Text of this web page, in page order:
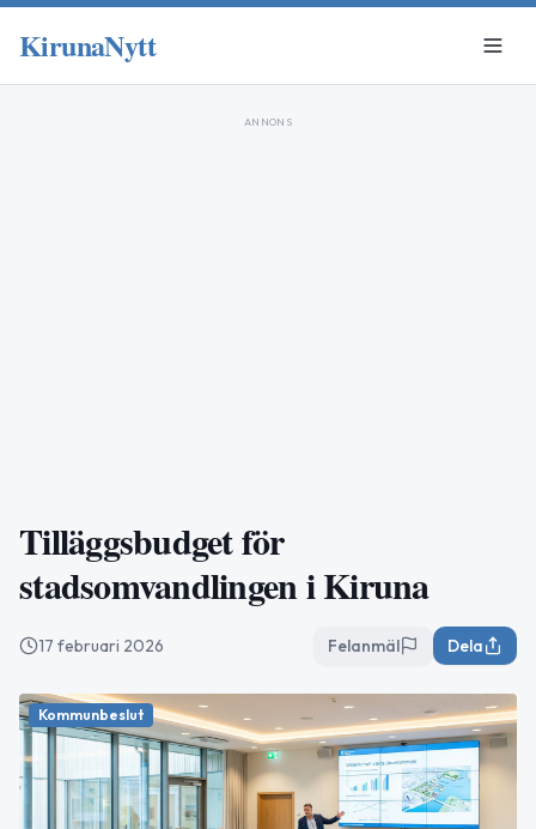
KirunaNytt
ANNONS
Tilläggsbudget för
stadsomvandlingen i Kiruna
17 februari 2026 Felanmäl Dela
Kommunbeslut